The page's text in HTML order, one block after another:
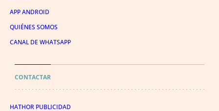
APP ANDROID
QUIÉNES SOMOS
CANAL DE WHATSAPP
CONTACTAR
HATHOR PUBLICIDAD